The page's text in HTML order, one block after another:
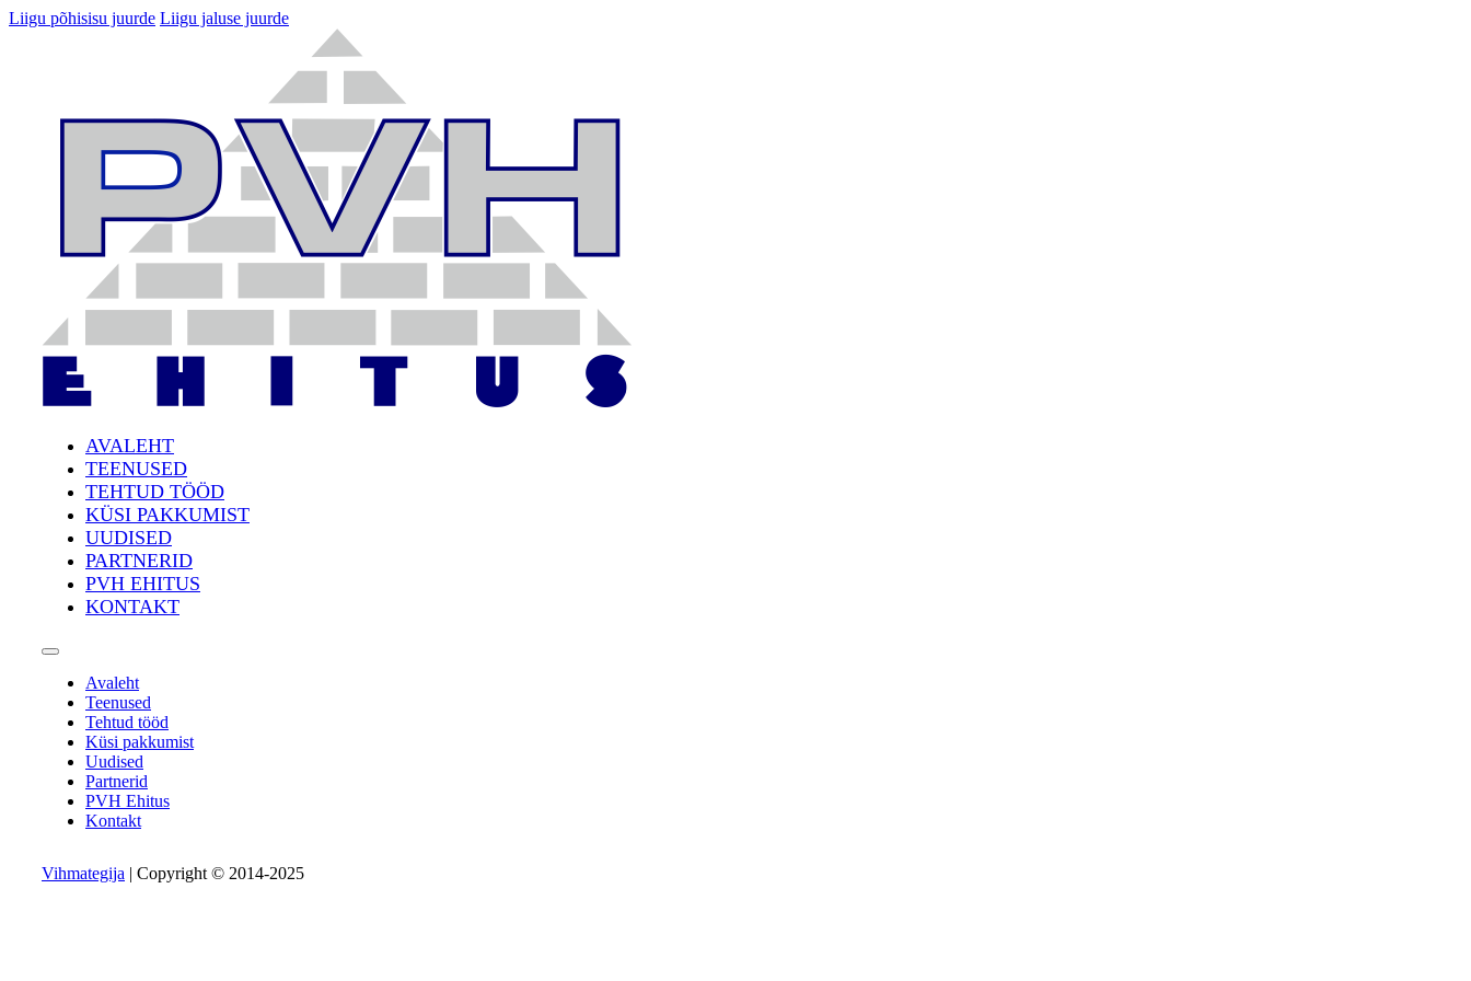
Liigu põhisisu juurde Liigu jaluse juurde
AVALEHT
TEENUSED
TEHTUD TÖÖD
KÜSI PAKKUMIST
UUDISED
PARTNERID
PVH EHITUS
KONTAKT
Avaleht
Teenused
Tehtud tööd
Küsi pakkumist
Uudised
Partnerid
PVH Ehitus
Kontakt
Vihmategija | Copyright © 2014-2025